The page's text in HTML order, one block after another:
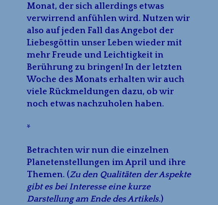
Monat, der sich allerdings etwas
verwirrend anfühlen wird. Nutzen wir
also auf jeden Fall das Angebot der
Liebesgöttin unser Leben wieder mit
mehr Freude und Leichtigkeit in
Berührung zu bringen! In der letzten
Woche des Monats erhalten wir auch
viele Rückmeldungen dazu, ob wir
noch etwas nachzuholen haben.
*
Betrachten wir nun die einzelnen
Planetenstellungen im April und ihre
Themen. (Zu den Qualitäten der Aspekte
gibt es bei Interesse eine kurze
Darstellung am Ende des Artikels.)